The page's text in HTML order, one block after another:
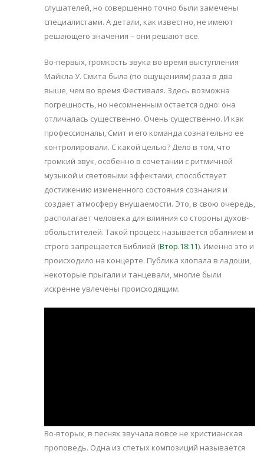
слушателей, но совершенно точно были замечены
специалистами. А детали, как известно, не имеют
решающего значения – они решают все.
Во-первых, громкость звука во время выступления
Майкла У. Смита была (по ощущениям) раза в два
выше, чем во время Фестиваля. Здесь возможна
погрешность, но несомненным остается одно: она
отличалась существенно. Очень существенно. И как
профессионалы, Смит и его команда сознательно ее
контролировали. С какой целью? Дело в том, что
громкий звук, особенно в сочетании с ритмичной
музыкой и световыми эффектами, способствует
достижению измененного состояния сознания и
создает атмосферу внушаемости. Это, в свою очередь,
располагает человека для влияния со стороны духов-
обольстителей. Такой процесс называется обаянием и
строго запрещается Библией (Втор.18:11). Именно это и
происходило на концерте. Публика хлопала в ладоши,
некоторые прыгали и танцевали, многие были
искренне увлечены происходящим.
Во-вторых, в песнях звучала вовсе не христианская
проповедь. Одна из спетых композиций называется